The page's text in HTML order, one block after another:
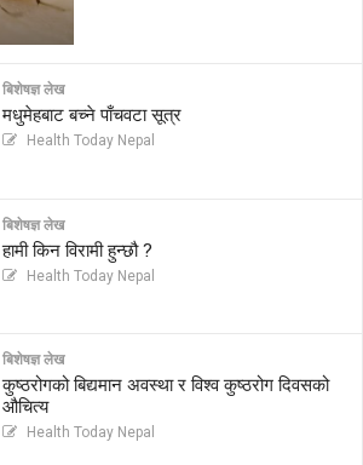
बिशेषज्ञ लेख
मधुमेहबाट बच्ने पाँचवटा सूत्र
Health Today Nepal
बिशेषज्ञ लेख
हामी किन विरामी हुन्छौ ?
Health Today Nepal
बिशेषज्ञ लेख
कुष्ठरोगको बिद्यमान अवस्था र विश्व कुष्ठरोग दिवसको
औचित्य
Health Today Nepal